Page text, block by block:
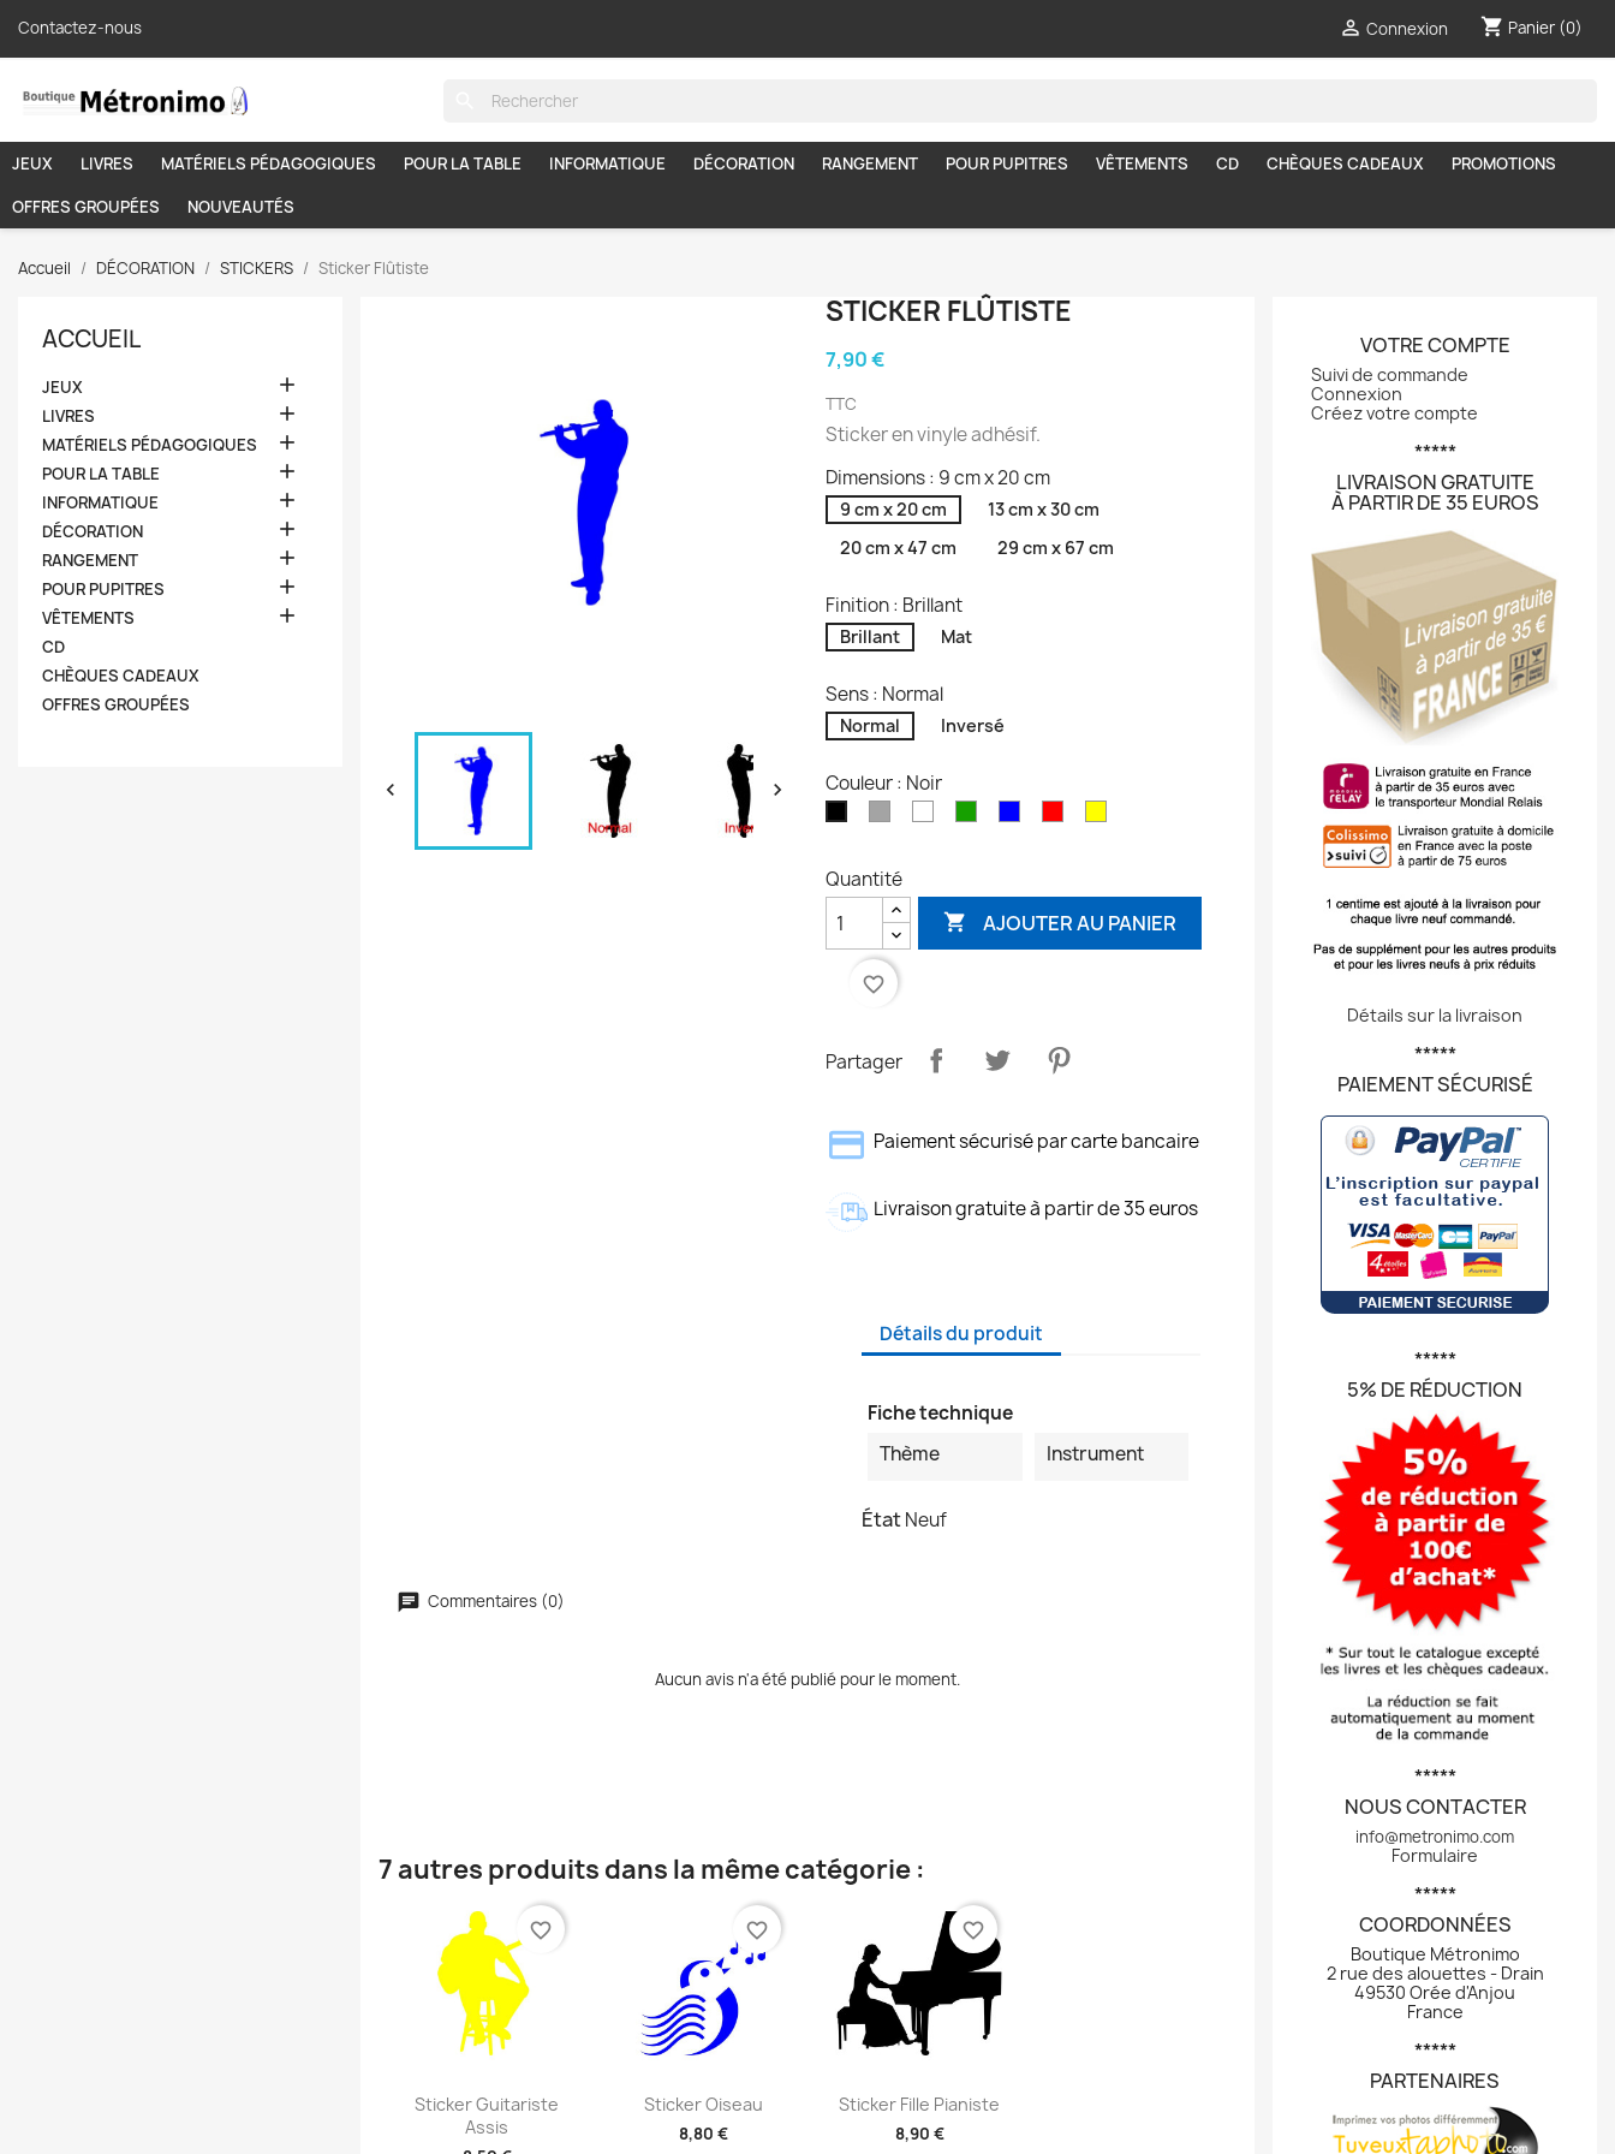
Contactez-nous  Connexion shopping_cart Panier (0)
JEUX LIVRES MATÉRIELS PÉDAGOGIQUES POUR LA TABLE INFORMATIQUE DÉCORATION RANGEMENT POUR PUPITRES VÊTEMENTS CD CHÈQUES CADEAUX
PROMOTIONS
OFFRES GROUPÉES
NOUVEAUTÉS
Accueil DÉCORATION STICKERS Sticker Flûtiste
ACCUEIL
JEUX 
LIVRES 
MATÉRIELS PÉDAGOGIQUES 
POUR LA TABLE 
INFORMATIQUE 
DÉCORATION 
RANGEMENT 
POUR PUPITRES 
VÊTEMENTS 
CD
CHÈQUES CADEAUX
OFFRES GROUPÉES
 
STICKER FLÛTISTE
7,90 €
TTC
Sticker en vinyle adhésif.
Dimensions : 9 cm x 20 cm
9 cm x 20 cm
13 cm x 30 cm
20 cm x 47 cm
29 cm x 67 cm
Finition : Brillant
Brillant Mat
Sens : Normal
Normal Inversé
Couleur : Noir
Noir Gris BlancVert Bleu RougeJaune
Quantité
 AJOUTER AU PANIER
favorite_border
Partager
Paiement sécurisé par carte bancaire
Livraison gratuite à partir de 35 euros
Détails du produit
Fiche technique
Thème
Instrument
ÉtatNeuf
Commentaires (0)
Aucun avis n'a été publié pour le moment.
7 autres produits dans la même catégorie :
Aperçu rapide
Sticker Guitariste
Assis
favorite_border
Aperçu rapide
Sticker Oiseau
8,80 €
favorite_border
Aperçu rapide
Sticker Fille Pianiste
8,90 €
favorite_border
VOTRE COMPTE
Suivi de commande
Connexion
Créez votre compte
*****
LIVRAISON GRATUITE
À PARTIR DE 35 EUROS
Détails sur la livraison
*****
PAIEMENT SÉCURISÉ
*****
5% DE RÉDUCTION
*****
NOUS CONTACTER
info@metronimo.com
Formulaire
*****
COORDONNÉES
Boutique Métronimo
2 rue des alouettes - Drain
49530 Orée d'Anjou
France
*****
PARTENAIRES